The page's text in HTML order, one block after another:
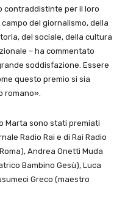
contraddistinte per il loro
del giornalismo, della
del sociale, della cultura
– ha commentato
soddisfazione. Essere
questo premio si sia
romano».
Marta sono stati premiati
Radio Rai e di Rai Radio
Andrea Onetti Muda
Bambino Gesù), Luca
Greco (maestro